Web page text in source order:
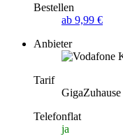
Bestellen
ab 9,99 €
Anbieter
Tarif
Telefonflat
ja